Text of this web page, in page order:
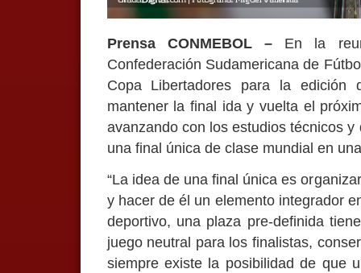
Prensa CONMEBOL –En la
Confederación Sudamericana de
Copa Libertadores para la edición
mantener la final ida y vuelta el
avanzando con los estudios técnicos
una final única de clase mundial en
“La idea de una final única es
y hacer de él un elemento integrador
deportivo, una plaza pre-definida
juego neutral para los finalistas,
siempre existe la posibilidad de que